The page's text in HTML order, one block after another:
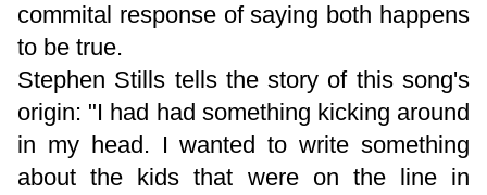
commital response of saying both happens
to be true.
Stephen Stills tells the story of this song's
origin: "I had had something kicking around
in my head. I wanted to write something
about the kids that were on the line in